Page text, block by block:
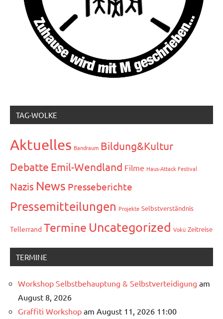
TAG-WOLKE
Aktuelles Bandraum Bildung&Kultur
Debatte Emil-Wendland Filme Haus-Attack Festival
Nazis News Presseberichte
Pressemitteilungen Projekte Selbstverständnis
Tellerrand Termine Uncategorized Vokü Zeitreise
TERMINE
Workshop Selbstbehauptung & Selbstverteidigung am
August 8, 2026
Graffiti Workshop am August 11, 2026 11:00